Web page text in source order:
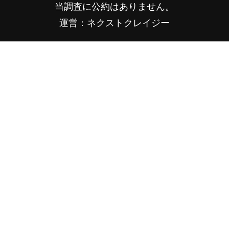
当調査に公約はありません。
運営：ネクストクレイジー